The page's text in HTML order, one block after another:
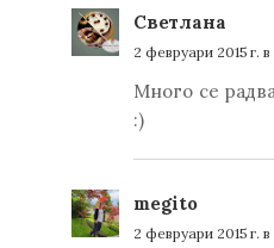
Светлана
2 февруари 2015 г.
Много се
:)
megito
2 февруари 2015 г.